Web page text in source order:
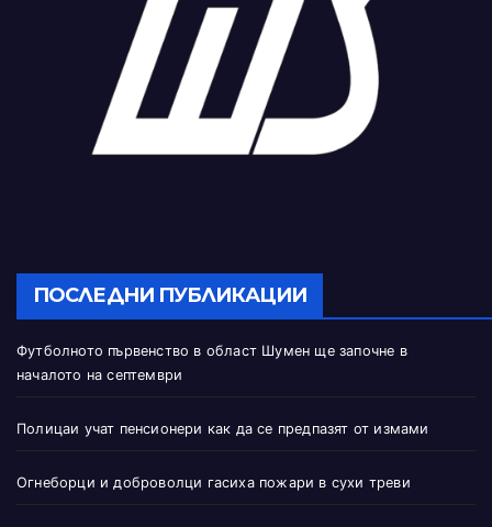
ПОСЛЕДНИ ПУБЛИКАЦИИ
Футболното първенство в област Шумен ще започне в
началото на септември
Полицаи учат пенсионери как да се предпазят от измами
Огнеборци и доброволци гасиха пожари в сухи треви